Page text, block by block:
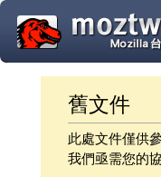
舊文件
此處文件僅供
我們亟需您的